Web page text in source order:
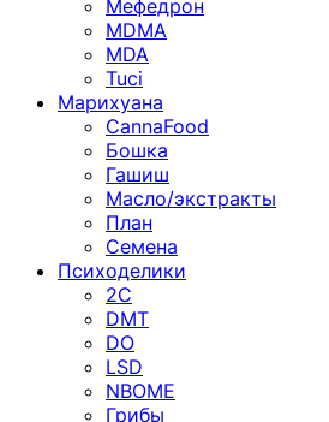
Мефедрон
MDMA
MDA
Tuci
Марихуана
CannaFood
Бошка
Гашиш
Масло/экстракты
План
Семена
Психоделики
2C
DMT
DO
LSD
NBOME
Грибы